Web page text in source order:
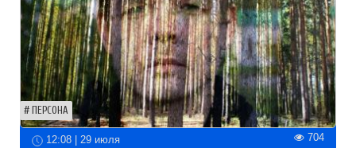
ПЕРСОНА
12:08 | 29 июля 704